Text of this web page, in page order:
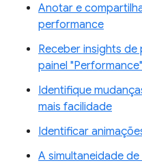
Anotar e
performance
Receber insights
painel "Performance"
Identifique
mais facilidade
Identificar
A simultaneidade